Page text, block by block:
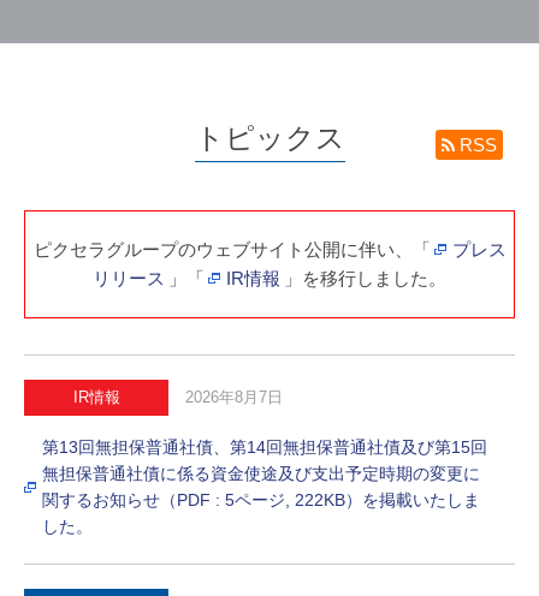
トピックス RSS
ピクセラグループのウェブサイト公開に伴い、「
プレス
リリース 」「 IR情報 」を移行しました。
IR情報 2026年8月7日
第13回無担保普通社債、第14回無担保普通社債及び第15回
無担保普通社債に係る資金使途及び支出予定時期の変更に
関するお知らせ（PDF : 5ページ, 222KB）を掲載いたしま
した。